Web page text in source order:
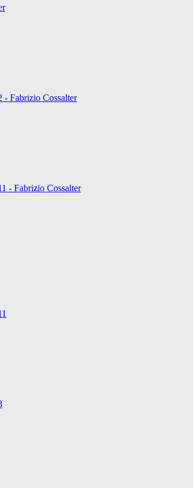
- Fabrizio Cossalter
- Fabrizio Cossalter